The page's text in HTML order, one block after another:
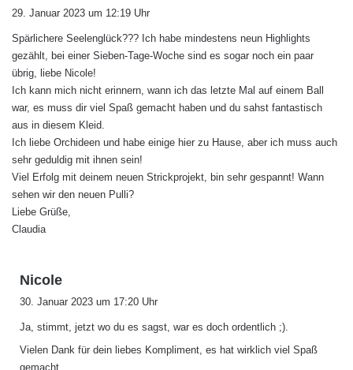
:
29. Januar 2023 um 12:19 Uhr
Spärlichere Seelenglück??? Ich habe mindestens neun Highlights
gezählt, bei einer Sieben-Tage-Woche sind es sogar noch ein paar
übrig, liebe Nicole!
Ich kann mich nicht erinnern, wann ich das letzte Mal auf einem Ball
war, es muss dir viel Spaß gemacht haben und du sahst fantastisch
aus in diesem Kleid.
Ich liebe Orchideen und habe einige hier zu Hause, aber ich muss auch
sehr geduldig mit ihnen sein!
Viel Erfolg mit deinem neuen Strickprojekt, bin sehr gespannt! Wann
sehen wir den neuen Pulli?
Liebe Grüße,
Claudia
Nicole
t
:
30. Januar 2023 um 17:20 Uhr
Ja, stimmt, jetzt wo du es sagst, war es doch ordentlich ;).
Vielen Dank für dein liebes Kompliment, es hat wirklich viel Spaß
gemacht..